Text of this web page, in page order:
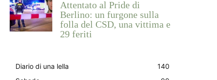
Attentato al Pride di
Berlino: un furgone sulla
folla del CSD, una vittima e
29 feriti
Diario di una lella
140